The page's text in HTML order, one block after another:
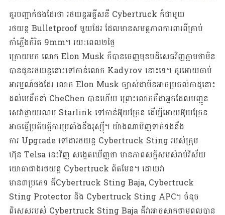
គួរ​​​បញ្ជាក់ផងដែរថា រថយន្តអគ្គីសនី Cybertruck ក៏ជាមួយ
រថយន្ត Bulletproof មួយដែរ ដែលមានសមត្ថភាពការពារពីគ្រាប់
កាំភ្លើងកំរិត 9mm។ រយៈពេល២ថ្ងៃ
ក្រោយមក លោក Elon Musk ក៏បានចេញមុខបដិសេធវិញភ្លាមថាមិន
បានជូនរថយន្តនោះទៅកាន់លោក Kadyrov នោះទេ។ គួរអោយចាប់
អារម្មណ៍ផងដែរ លោក Elon Musk ច្បាស់ជាមិនអាចប្រគល់កាដូនោះ
ដល់មេដឹកនាំ CheChen បានហើយ ព្រោះលោកគឺជាអ្នកដែលបញ្ជូន
សេវាផ្កាយរណប Starlink ទៅកាន់អ៊ុយក្រែន ដើម្បីអោយអ៊ុយក្រែន
អាចធ្វើប្រតិបត្តិការប្រឆាំងនឹងរុស្ស៊ី។ យ៉ាងណាមិញទាក់ទងនឹង
ការ Upgrade ទៅជារថយន្ត Cybertruck Sting របស់ក្រុម
ហ៊ុន Telsa នេះវិញ សង្កេតឃើញថា មានភាពសក្តិសមសំរាប់វិស័យ
យោធាជាងរថយន្ត Cybertruck ពិតមែន។ ដោយវា
មាន៣ប្រភេទ គឺCybertruck Sting Baja, Cybertruck
Sting Protector និង Cybertruck Sting APC។ ចំនុច
ពិសេសរបស់ Cybertruck Sting Baja គឺវាអាចសាកថាមពលបាន